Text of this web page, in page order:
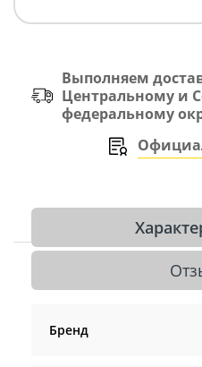
Выполняем
Центральному и
федеральному
Бренд